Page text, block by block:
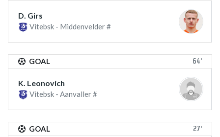
D. Girs
Vitebsk - Middenvelder #
GOAL 64'
K. Leonovich
Vitebsk - Aanvaller #
GOAL 27'